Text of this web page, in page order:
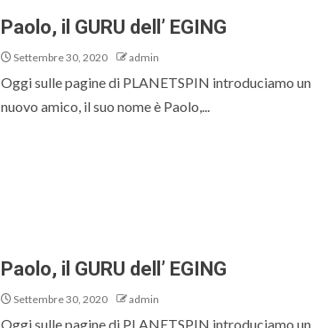
Paolo, il GURU dell’ EGING
Settembre 30, 2020 admin
Oggi sulle pagine di PLANETSPIN introduciamo un
nuovo amico, il suo nome è Paolo,...
Paolo, il GURU dell’ EGING
Settembre 30, 2020 admin
Oggi sulle pagine di PLANETSPIN introduciamo un